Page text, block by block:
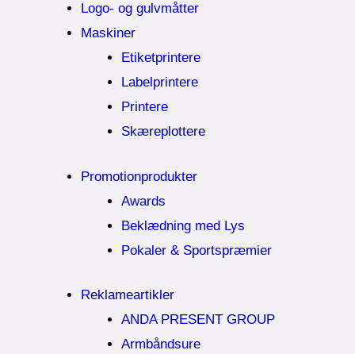
Logo- og gulvmåtter
Maskiner
Etiketprintere
Labelprintere
Printere
Skæreplottere
Promotionprodukter
Awards
Beklædning med Lys
Pokaler & Sportspræmier
Reklameartikler
ANDA PRESENT GROUP
Armbåndsure